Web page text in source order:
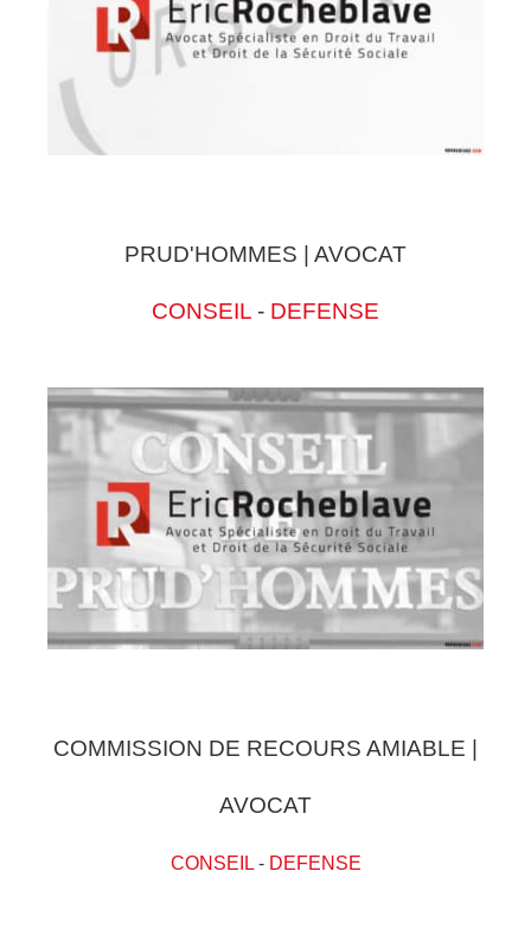
PRUD'HOMMES | AVOCAT
CONSEIL - DEFENSE
COMMISSION DE RECOURS AMIABLE |
AVOCAT
CONSEIL- DEFENSE